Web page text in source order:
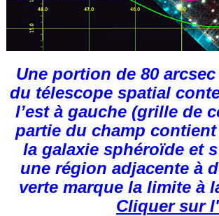
Une portion de 80
du télescope spatial
l’est à gauche (grille de
partie du champ
la galaxie sphéroïde et
une région adjacente à
verte marque la limite à
Cliquer sur